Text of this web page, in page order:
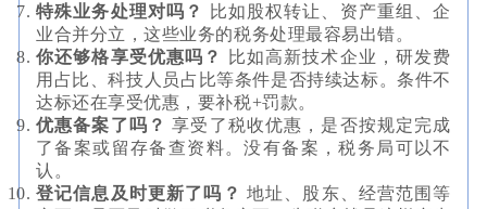
特殊业务处理对吗？
比如股权转让、资产重组、企
业合并分立，这些业务的税务处理最容易出错。
你还够格享受优惠吗？
比如高新技术企业，研发费
用占比、科技人员占比等条件是否持续达标。条件不
达标还在享受优惠，要补税+罚款。
优惠备案了吗？ 享受了税收优惠，是否按规定完成
了备案或留存备查资料。没有备案，税务局可以不
认。
登记信息及时更新了吗？ 地址、股东、经营范围等